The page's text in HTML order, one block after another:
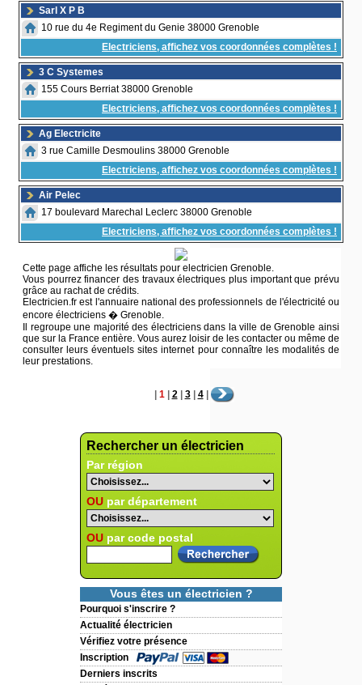
Rechercher un électricien
Par région
OU par département
OU par code postal
Vous êtes un électricien ?
Pourquoi s'inscrire ?
Actualité électricien
Vérifiez votre présence
Inscription
Derniers inscrits
Sarl X P B
10 rue du 4e Regiment du Genie 38000 Grenoble
Electriciens, affichez vos coordonnées complètes !
3 C Systemes
155 Cours Berriat 38000 Grenoble
Electriciens, affichez vos coordonnées complètes !
Ag Electricite
3 rue Camille Desmoulins 38000 Grenoble
Electriciens, affichez vos coordonnées complètes !
Air Pelec
17 boulevard Marechal Leclerc 38000 Grenoble
Electriciens, affichez vos coordonnées complètes !
Cette page affiche les résultats pour electricien Grenoble.
Vous pourrez financer des travaux électriques plus important que prévu
grâce au rachat de crédits.
Electricien.fr est l'annuaire national des professionnels de l'électricité ou
encore électriciens � Grenoble.
Il regroupe une majorité des électriciens dans la ville de Grenoble ainsi
que sur la France entière. Vous aurez loisir de les contacter ou même de
consulter leurs éventuels sites internet pour connaître les modalités de
leur prestations.
| 1 | 2 | 3| 4|